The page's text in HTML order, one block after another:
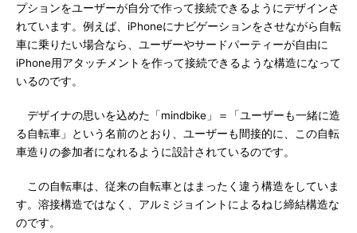
プションをユーザーが自分で作って接続できるようにデザインさ
れています。例えば、iPhoneにナビゲーションをさせながら自転
車に乗りたい場合なら、ユーザーやサードパーティーが自由に
iPhone用アタッチメントを作って接続できるような構造になって
いるのです。
デザイナの思いを込めた「mindbike」＝「ユーザーも一緒に造
る自転車」という名前のとおり、ユーザーも間接的に、この自転
車造りの参加者になれるように設計されているのです。
この自転車は、従来の自転車とはまったく違う構造をしていま
す。溶接構造ではなく、アルミジョイントによるねじ締結構造な
のです。